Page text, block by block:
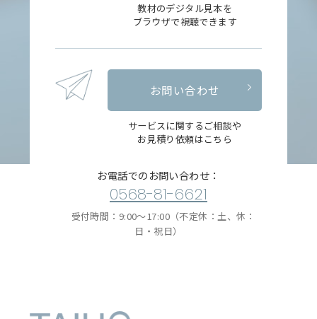
教材のデジタル見本を
ブラウザで視聴できます
お問い合わせ
サービスに関するご相談や
お見積り依頼はこちら
お電話でのお問い合わせ：
0568-81-6621
受付時間：9:00〜17:00（不定休：土、休：
日・祝日）